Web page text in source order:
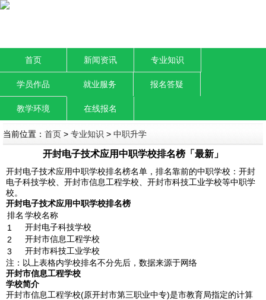
首页 新闻资讯 专业知识
学员作品 就业服务 报名答疑
教学环境 在线报名
当前位置： 首页 > 专业知识 > 中职升学
开封电子技术应用中职学校排名榜「最新」
开封电子技术应用中职学校排名榜名单，排名靠前的中职学校：开封
电子科技学校、开封市信息工程学校、开封市科技工业学校等中职学
校。
开封电子技术应用中职学校排名榜
排名 学校名称
1
开封电子科技学校
2
开封市信息工程学校
3
开封市科技工业学校
注：以上表格内学校排名不分先后，数据来源于网络
开封市信息工程学校
学校简介
开封市信息工程学校(原开封市第三职业中专)是市教育局指定的计算